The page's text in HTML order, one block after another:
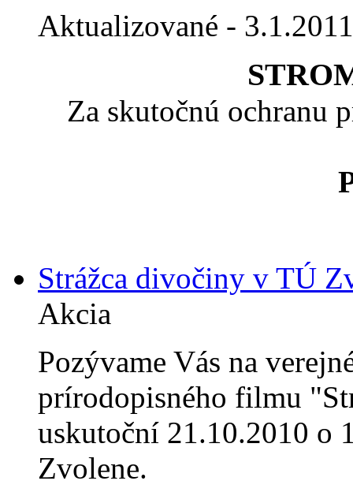
Aktualizované - 3.1.2011
Za skutočnú ochranu
Strážca divočiny v TÚ
Akcia
Pozývame Vás na
prírodopisného filmu
uskutoční 21.10.2010 o
Zvolene.